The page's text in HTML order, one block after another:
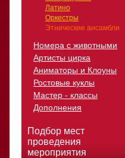
Латино
Оркестры
Этнические ансамбли
Номера с животными
Артисты цирка
Аниматоры и Клоуны
Ростовые куклы
Мастер - классы
Дополнения
Подбор мест
проведения
мероприятия